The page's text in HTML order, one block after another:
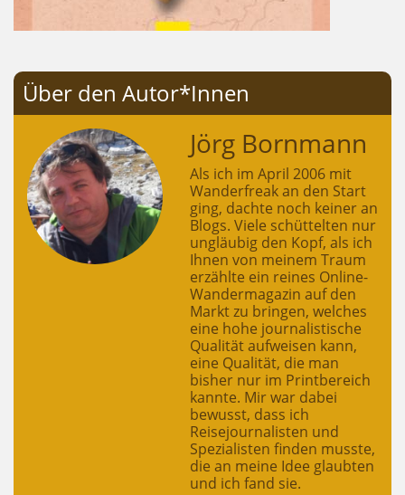
Über den Autor*Innen
Jörg Bornmann
Als ich im April 2006 mit
Wanderfreak an den Start
ging, dachte noch keiner an
Blogs. Viele schüttelten nur
ungläubig den Kopf, als ich
Ihnen von meinem Traum
erzählte ein reines Online-
Wandermagazin auf den
Markt zu bringen, welches
eine hohe journalistische
Qualität aufweisen kann,
eine Qualität, die man
bisher nur im Printbereich
kannte. Mir war dabei
bewusst, dass ich
Reisejournalisten und
Spezialisten finden musste,
die an meine Idee glaubten
und ich fand sie.